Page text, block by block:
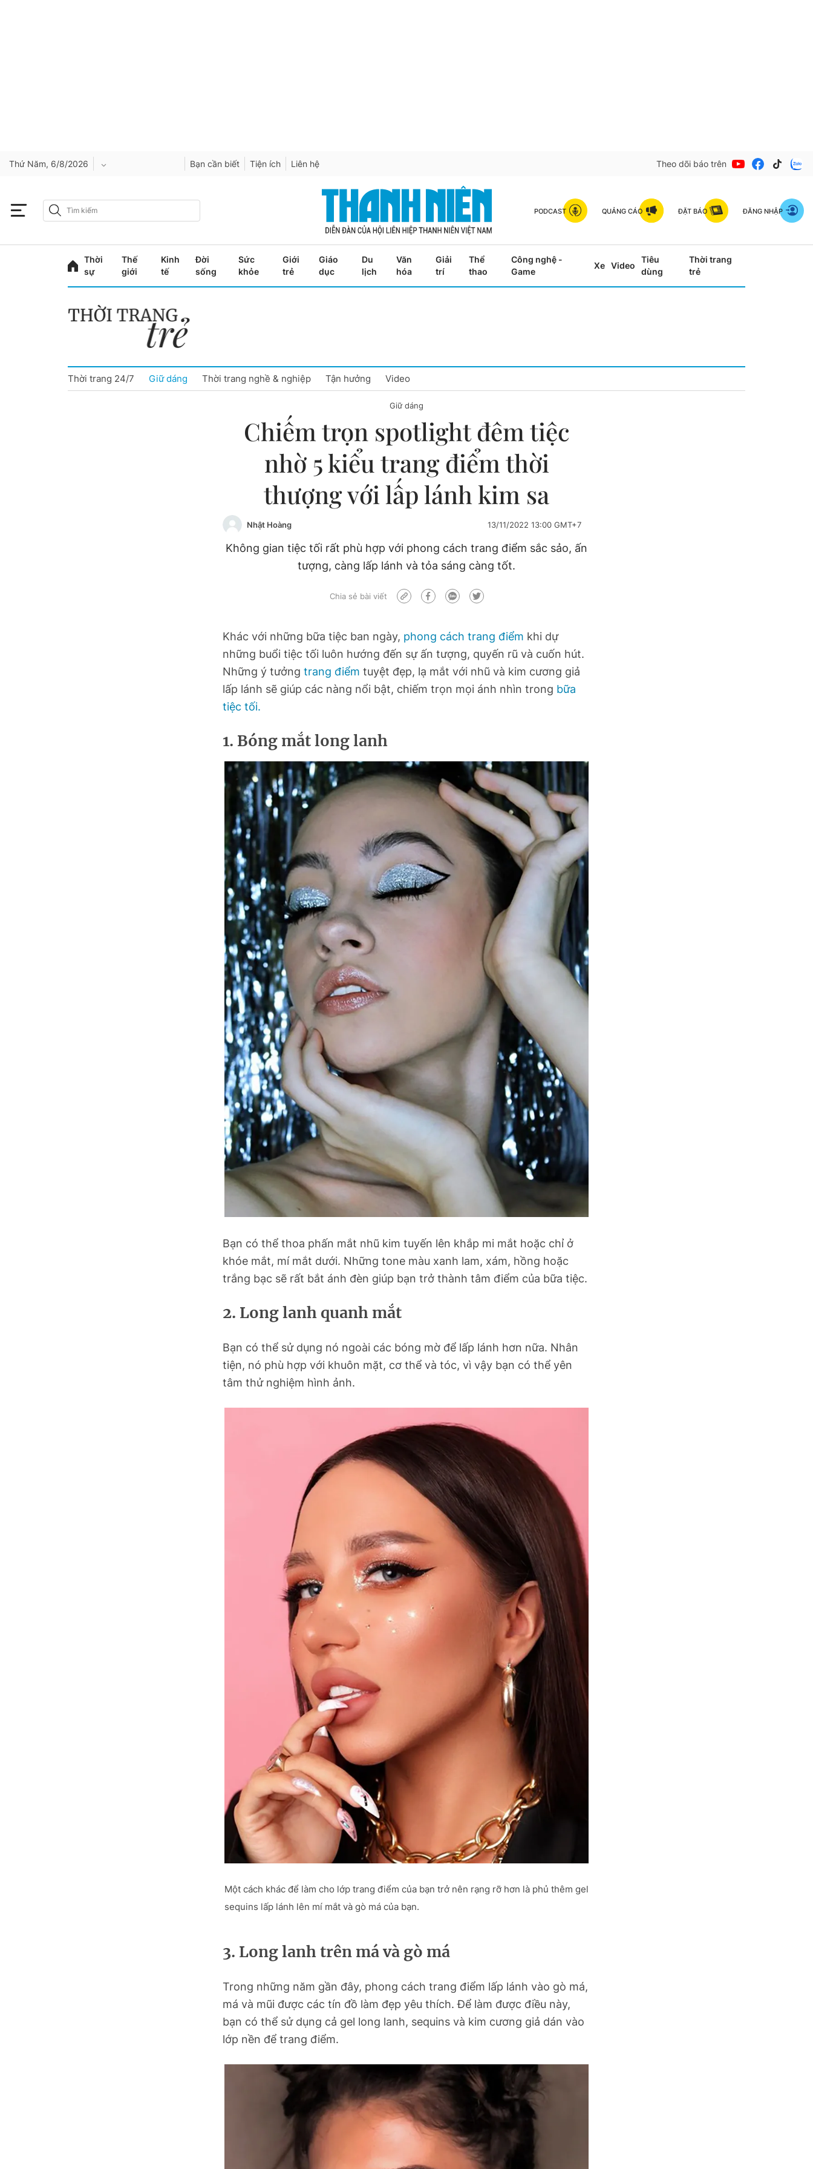
Thứ Năm, 6/8/2026
Cao Bằng
Cần Thơ
Đà Nẵng
Bạn cần biết Tiện ích Liên hệ Theo dõi báo trên
PODCAST QUẢNG CÁO ĐẶT BÁO ĐĂNG NHẬP
Thời
sự
Thế
giới
Kinh
tế
Đời
sống
Sức
khỏe
Giới
trẻ
Giáo
dục
Du
lịch
Văn
hóa
Giải
trí
Thể
thao
Công nghệ -
Game
Xe Video
Tiêu
dùng
Thời trang
trẻ
Thời trang 24/7 Giữ dáng Thời trang nghề & nghiệp Tận hưởng Video
Giữ dáng
Chiếm trọn spotlight đêm tiệc
nhờ 5 kiểu trang điểm thời
thượng với lấp lánh kim sa
Nhật Hoàng 13/11/2022 13:00 GMT+7
Không gian tiệc tối rất phù hợp với phong cách trang điểm sắc sảo, ấn
tượng, càng lấp lánh và tỏa sáng càng tốt.
Chia sẻ bài viết
Khác với những bữa tiệc ban ngày, phong cách trang điểm khi dự
những buổi tiệc tối luôn hướng đến sự ấn tượng, quyến rũ và cuốn hút.
Những ý tưởng trang điểm tuyệt đẹp, lạ mắt với nhũ và kim cương giả
lấp lánh sẽ giúp các nàng nổi bật, chiếm trọn mọi ánh nhìn trong bữa
tiệc tối.
1. Bóng mắt long lanh
Bạn có thể thoa phấn mắt nhũ kim tuyến lên khắp mi mắt hoặc chỉ ở
khóe mắt, mí mắt dưới. Những tone màu xanh lam, xám, hồng hoặc
trắng bạc sẽ rất bắt ánh đèn giúp bạn trở thành tâm điểm của bữa tiệc.
2. Long lanh quanh mắt
Bạn có thể sử dụng nó ngoài các bóng mờ để lấp lánh hơn nữa. Nhân
tiện, nó phù hợp với khuôn mặt, cơ thể và tóc, vì vậy bạn có thể yên
tâm thử nghiệm hình ảnh.
Một cách khác để làm cho lớp trang điểm của bạn trở nên rạng rỡ hơn là phủ thêm gel
sequins lấp lánh lên mí mắt và gò má của bạn.
3. Long lanh trên má và gò má
Trong những năm gần đây, phong cách trang điểm lấp lánh vào gò má,
má và mũi được các tín đồ làm đẹp yêu thích. Để làm được điều này,
bạn có thể sử dụng cả gel long lanh, sequins và kim cương giả dán vào
lớp nền để trang điểm.